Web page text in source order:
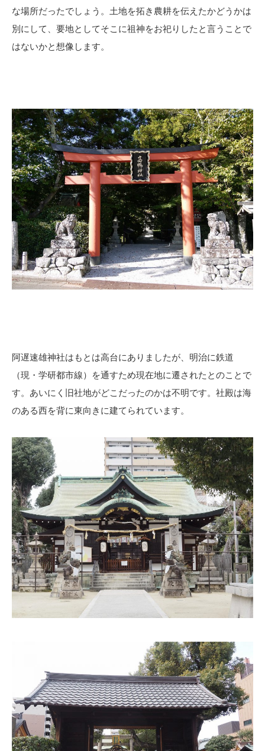
な場所だったでしょう。土地を拓き農耕を伝えたかどうかは
別にして、要地としてそこに祖神をお祀りしたと言うことで
はないかと想像します。
阿遅速雄神社はもとは高台にありましたが、明治に鉄道
（現・学研都市線）を通すため現在地に遷されたとのことで
す。あいにく旧社地がどこだったのかは不明です。社殿は海
のある西を背に東向きに建てられています。